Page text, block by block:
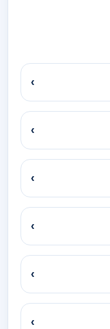
›
›
›
›
›
›